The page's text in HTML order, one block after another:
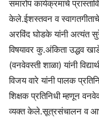
समारोप कार्यक्रमाचे
केले.ईशस्तवन व
अरविंद घोडके यांनी अत्यंत
विषयावर कु.अंकिता उद्धव
(वनवेवस्ती शाळा) यांनी
विजय वारे यांनी पालक
शिक्षक प्रतिनिधी म्हणून
व्यक्त केले.सूत्रसंचालन व